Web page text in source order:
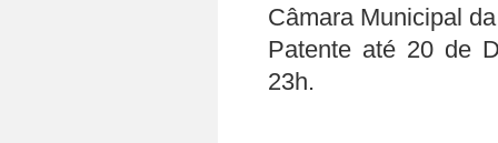
Câmara Municipal
Patente até 20 de
23h.